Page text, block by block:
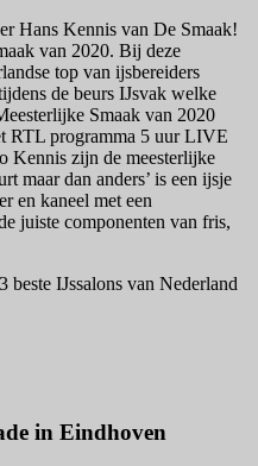
Hans Kennis van De Smaak!
van 2020. Bij deze
top van ijsbereiders
de beurs IJsvak welke
Smaak van 2020
RTL programma 5 uur LIVE
Kennis zijn de meesterlijke
maar dan anders’ is een ijsje
en kaneel met een
juiste componenten van fris,
IJssalons van Nederland
in Eindhoven